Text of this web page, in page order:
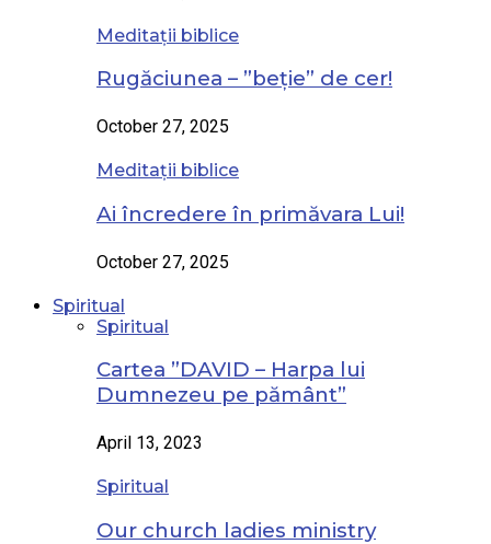
Meditații biblice
Rugăciunea – ”beție” de cer!
October 27, 2025
Meditații biblice
Ai încredere în primăvara Lui!
October 27, 2025
Spiritual
Spiritual
Cartea ”DAVID – Harpa lui
Dumnezeu pe pământ”
April 13, 2023
Spiritual
Our church ladies ministry